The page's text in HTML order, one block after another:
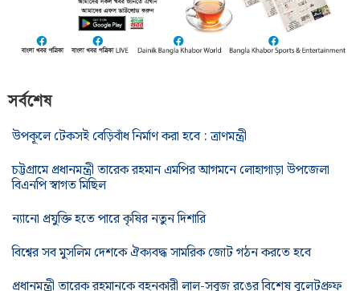
সর্বশেষ
উপকূলে টেকসই বেড়িবাঁধ নির্মাণ করা হবে : ত্রাণমন্ত্রী
চট্টগ্রামে প্রধানমন্ত্রী তারেক রহমান এমপির আগমনে লোহাগাড়া উপজেলা
বিএনপি স্বাগত মিছিল
ন্যানো প্রযুক্তি হতে পারে কৃষির নতুন দিশারি
বিশ্বের সব মুসলিম দেশকে ঐক্যবদ্ধ সামরিক জোট গঠন করতে হবে
প্রধানমন্ত্রী তারেক রহমানকে বহনকারী লাল-সবুজ রঙের বিশেষ বুলেটপ্রুফ